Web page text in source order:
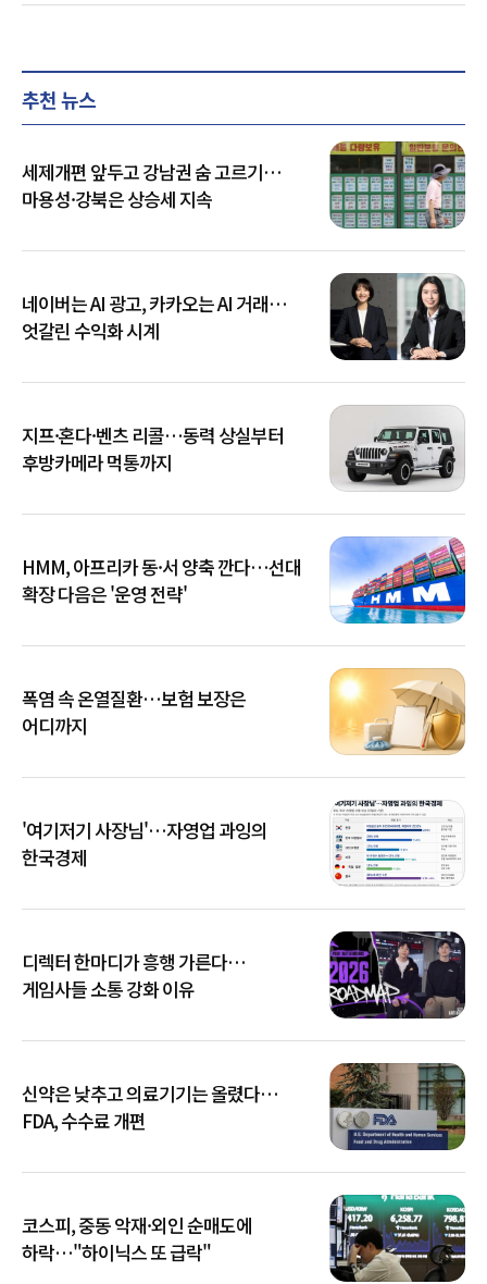
추천 뉴스
세제개편 앞두고 강남권 숨 고르기…
마용성·강북은 상승세 지속
네이버는 AI 광고, 카카오는 AI 거래…
엇갈린 수익화 시계
지프·혼다·벤츠 리콜…동력 상실부터
후방카메라 먹통까지
HMM, 아프리카 동·서 양축 깐다…선대
확장 다음은 '운영 전략'
폭염 속 온열질환…보험 보장은
어디까지
'여기저기 사장님'…자영업 과잉의
한국경제
디렉터 한마디가 흥행 가른다…
게임사들 소통 강화 이유
신약은 낮추고 의료기기는 올렸다…
FDA, 수수료 개편
코스피, 중동 악재·외인 순매도에
하락…"하이닉스 또 급락"